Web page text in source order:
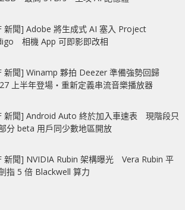
新聞] Adobe 將生成式 AI 塞入 Project
相機 App 可即影即改相
新聞] Winamp 夥拍 Deezer 準備強勢回歸
上半年登場‧重新定義串流音樂播放器
新聞] Android Auto 終於加入車速表 現階段只
分 beta 用戶同少數地區開放
新聞] NVIDIA Rubin 架構曝光 Vera Rubin 平
指 5 倍 Blackwell 算力